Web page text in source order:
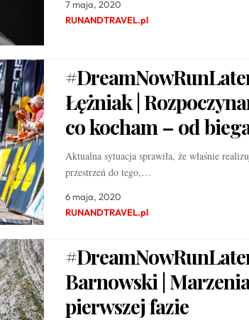
7 maja, 2020
RUNANDTRAVEL.pl
Łężniak |
co kocham – od
Aktualna sytuacja sprawiła, że właśnie
przestrzeń do tego,…
6 maja, 2020
RUNANDTRAVEL.pl
Barnowski |
pierwszej fazie